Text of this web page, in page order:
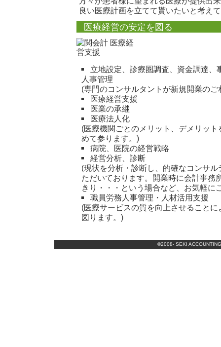
良い医療計画を立てて貰いたいと考え
医療経営の安定を図る
立地設定、診療圏調査、資金調達、
人事管理
(専門のコンサルタントが新規開業の
医療経営支援
医業の承継
医療法人化
(医療機関ごとのメリット、デメリッ
めて参ります。)
病院、医院の経営戦略
経営分析、診断
(現状を分析・診断し、的確なコンサ
ただいております。開業時に会計事務
きり・・・という場合など、お気軽に
職員労務人事管理・人材活用支援
(医療サービスの質を向上させること
図ります。)
©2008- SEKI